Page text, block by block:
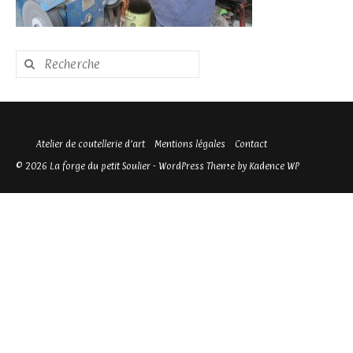
Rechercher
:
Atelier de coutellerie d’art Mentions légales
Contact
© 2026 La forge du petit Soulier - WordPress Theme by Kadence WP